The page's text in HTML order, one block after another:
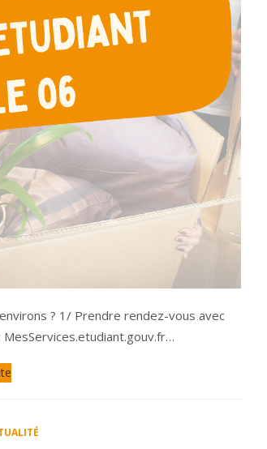
? 1/ Prendre rendez-vous avec
MesServices.etudiant.gouv.fr…